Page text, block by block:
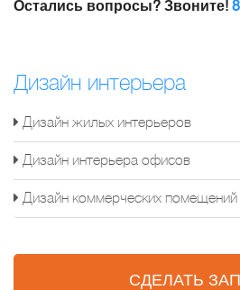
Остались вопросы? Звоните!
Дизайн интерьера
Дизайн жилых интерьеров
Дизайн интерьера офисов
Дизайн коммерческих помещений
СДЕЛАТЬ